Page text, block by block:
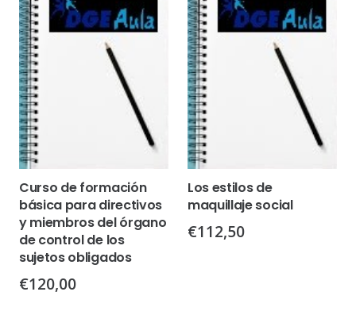
Curso de formación
básica para directivos
y miembros del órgano
de control de los
sujetos obligados
€120,00
Los estilos de
maquillaje social
€112,50